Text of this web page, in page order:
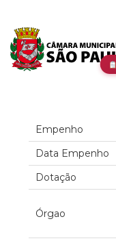
Empenho
Data Empenho
Dotação
Órgao